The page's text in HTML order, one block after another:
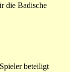
die Badische
beteiligt